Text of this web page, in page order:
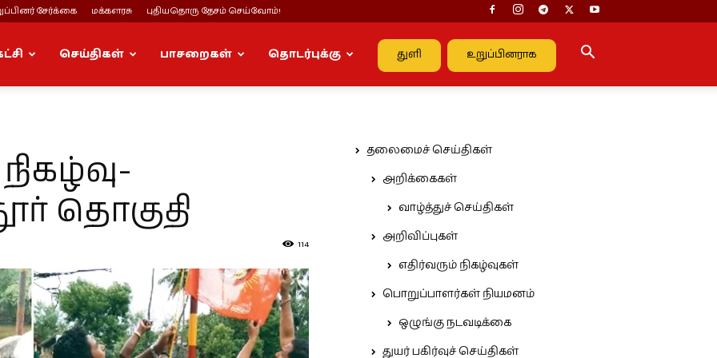
சேர்க்கை மக்களரசு புதியதொரு தேசம் செய்வோம்!
துளி உறுப்பினராக
செய்திகள் பாசறைகள் தொடர்புக்கு
தொகுதி
114
தலைமைச் செய்திகள்
அறிக்கைகள்
வாழ்த்துச் செய்திகள்
அறிவிப்புகள்
எதிர்வரும் நிகழ்வுகள்
பொறுப்பாளர்கள் நியமனம்
ஒழுங்கு நடவடிக்கை
துயர் பகிர்வுச் செய்திகள்